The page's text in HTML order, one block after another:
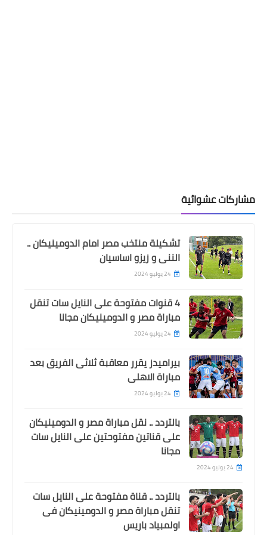
مشاركات عشوائية
تشكيلة منتخب مصر امام الدومينيكان ..
الننى و زيزو اساسيان
24 يوليو 2024
4 قنوات مفتوحة على النايل سات تنقل
مباراة مصر و الدومينيكان مجانا
24 يوليو 2024
بيراميدز يقرر معاقبة ثلاثى الفريق بعد
مباراة الاهلى
24 يوليو 2024
بالتردد .. نقل مباراة مصر و الدومينيكان
على قناتين مفتوحتين على النايل سات
مجانا
24 يوليو 2024
بالتردد .. قناة مفتوحة على النايل سات
تنقل مباراة مصر و الدومينيكان فى
اولمبياد باريس